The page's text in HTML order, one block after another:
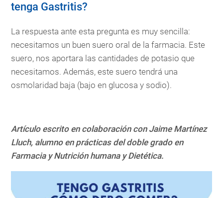
tenga Gastritis?
La respuesta ante esta pregunta es muy sencilla:
necesitamos un buen suero oral de la farmacia. Este
suero, nos aportara las cantidades de potasio que
necesitamos. Además, este suero tendrá una
osmolaridad baja (bajo en glucosa y sodio).
Artículo escrito en colaboración con Jaime Martínez
Lluch, alumno en prácticas del doble grado en
Farmacia y Nutrición humana y Dietética.